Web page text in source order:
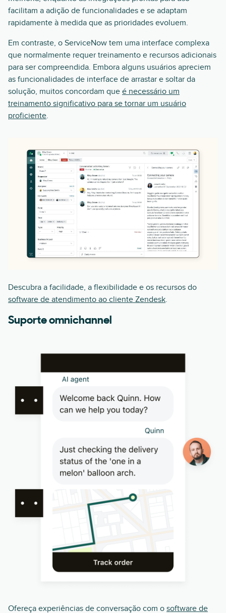
facilitam a adição de funcionalidades e se adaptam
rapidamente à medida que as prioridades evoluem.
Em contraste, o ServiceNow tem uma interface complexa
que normalmente requer treinamento e recursos adicionais
para ser compreendida. Embora alguns usuários apreciem
as funcionalidades de interface de arrastar e soltar da
solução, muitos concordam que é necessário um
treinamento significativo para se tornar um usuário
proficiente.
Descubra a facilidade, a flexibilidade e os recursos do
software de atendimento ao cliente Zendesk.
Suporte omnichannel
Ofereça experiências de conversação com o software de